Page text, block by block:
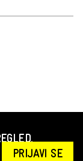
PRIJAVI SE